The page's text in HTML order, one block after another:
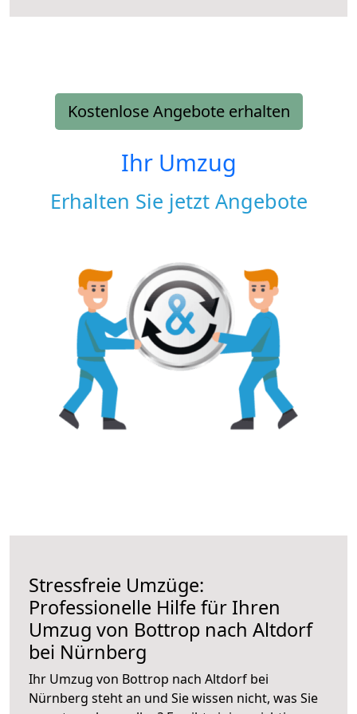
Kostenlose Angebote erhalten
Ihr Umzug
Erhalten Sie jetzt Angebote
Stressfreie Umzüge:
Professionelle Hilfe für Ihren
Umzug von Bottrop nach Altdorf
bei Nürnberg
Ihr Umzug von Bottrop nach Altdorf bei
Nürnberg steht an und Sie wissen nicht, was Sie